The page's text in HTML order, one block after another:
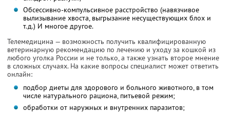
Обсессивно-компульсивное расстройство (навязчивое
вылизывание хвоста, выгрызание несуществующих блох и
т.д.) И многое другое.
Телемедицина — возможность получить квалифицированную
ветеринарную рекомендацию по лечению и уходу за кошкой из
любого уголка России и не только, а также узнать второе мнение
в сложных случаях. На какие вопросы специалист может ответить
онлайн:
подбор диеты для здорового и больного животного, в том
числе натурального рациона, питьевой режим;
обработки от наружных и внутренних паразитов;